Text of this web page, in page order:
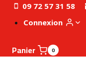
Aller
09 72 57 31 58
Connexion
Panier 0